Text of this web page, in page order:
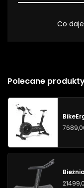
Co
Polecane